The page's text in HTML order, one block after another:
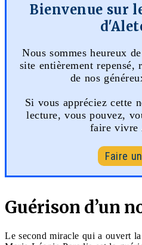
Bienvenue sur
Nous sommes heureux
site entièrement repensé,
de nos
Si vous appréciez cette
lecture, vous pouvez,
faire vivre
Faire
Guérison d’un
Le second miracle qui a ouvert